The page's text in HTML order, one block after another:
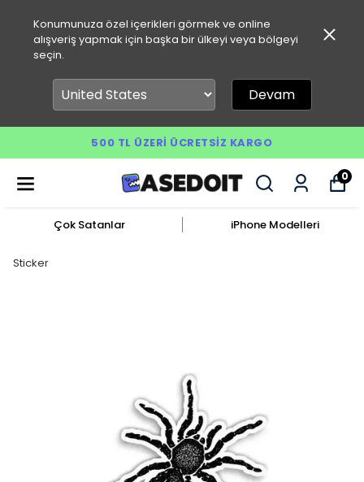
Konumunuza özel içerikleri görmek ve online
alışveriş yapmak için başka bir ülkeyi veya bölgeyi
seçin.
Devam
500 TL ÜZERI ÜCRETSIZ KARGO
0
Çok Satanlar iPhone Modelleri
Sticker